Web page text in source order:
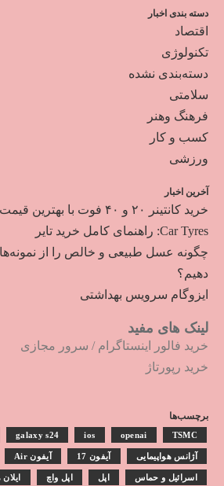
دسته بندی اخبار
اقتصاد
تکنولوژی
دسته‌بندی نشده
سلامتی
فرهنگ وهنر
کسب و کار
ورزشی
آخرین اخبار
خرید کانتینر ۲۰ و ۴۰ فوت با بهترین قیمت
Car Tyres: راهنمای کامل خرید تایر
چگونه عسل طبیعی و خالص را از
دهیم؟
ایزوگام سرویس بهداشتی
لینک های مفید
خرید فالور اینستاگرام / سرور مجازی
خرید رپورتاژ
برچسب‌ها
galaxy s24 ios openai TSMC
آژانس هواپیمایی آیفون 17 آیفون Air
اسرائیل و حماس اپل اپل واچ